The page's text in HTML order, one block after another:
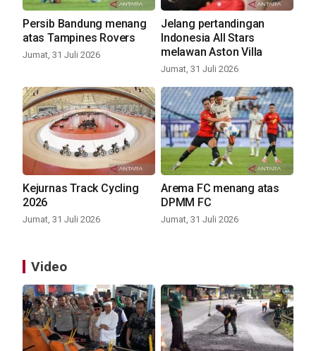
Persib Bandung menang
atas Tampines Rovers
Jumat, 31 Juli 2026
Jelang pertandingan
Indonesia All Stars
melawan Aston Villa
Jumat, 31 Juli 2026
Kejurnas Track Cycling
2026
Jumat, 31 Juli 2026
Arema FC menang atas
DPMM FC
Jumat, 31 Juli 2026
Video